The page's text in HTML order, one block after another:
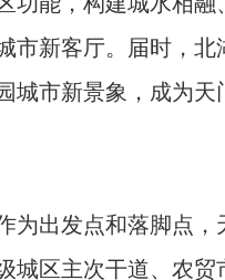
市新客厅。届时，北
城市新景象，成为天
为出发点和落脚点，
城区主次干道、农贸